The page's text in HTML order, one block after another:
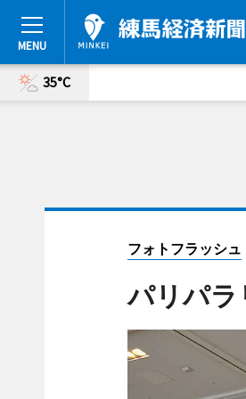
35°C
フォトフラッシュ
パリパラ